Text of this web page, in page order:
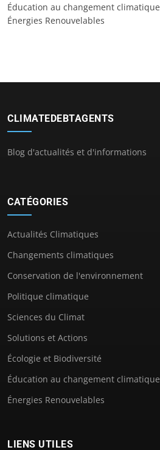
Éducation au changement climatique
Énergies Renouvelables
CLIMATEDEBTAGENTS
Blog d'actualités et d'informations
CATÉGORIES
Actualités Climatiques
Changements climatiques
Conservation de l'environnement
Politique climatique
Sciences du Climat
Solutions et Actions
Écologie et Biodiversité
Éducation au changement climatique
Énergies Renouvelables
LIENS UTILES